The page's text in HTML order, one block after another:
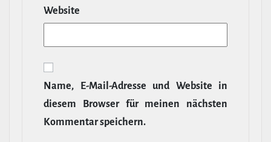
Website
Name, E‑Mail-​Adresse und Website in
diesem Browser für meinen nächsten
Kommentar speichern.